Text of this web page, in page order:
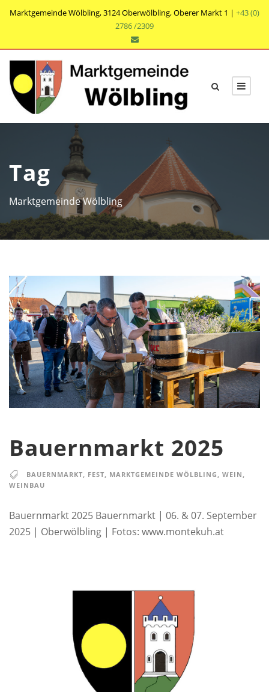
Marktgemeinde Wölbling, 3124 Oberwölbling, Oberer Markt 1 | +43 (0)
2786 /2309
Tag
Marktgemeinde Wölbling
Bauernmarkt 2025
BAUERNMARKT FEST MARKTGEMEINDE WÖLBLING WEIN
WEINBAU
Bauernmarkt 2025 Bauernmarkt | 06. & 07. September
2025 | Oberwölbling | Fotos: www.montekuh.at